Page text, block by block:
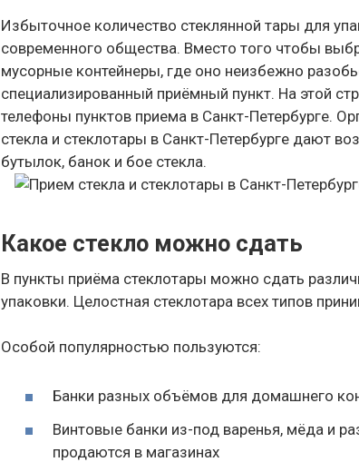
Избыточное количество стеклянной тары для
современного общества. Вместо того чтобы
мусорные контейнеры, где оно неизбежно
специализированный приёмный пункт. На этой
телефоны пунктов приема в Санкт-Петербурге.
стекла и стеклотары в Санкт-Петербурге дают
бутылок, банок и бое стекла.
Какое стекло можно сдать
В пункты приёма стеклотары можно сдать
упаковки. Целостная стеклотара всех типов
Особой популярностью пользуются:
Банки разных объёмов для домашнего
Винтовые банки из-под варенья, мёда и
продаются в магазинах